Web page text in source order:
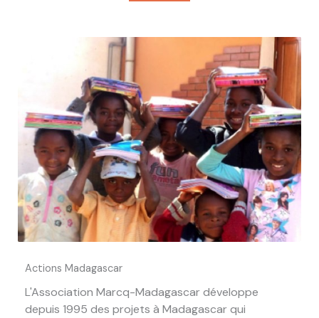
Actions Madagascar
L'Association Marcq-Madagascar développe
depuis 1995 des projets à Madagascar qui